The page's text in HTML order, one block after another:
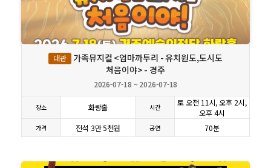
상세보기
대관
처음이야> - 경주
2026-07-18 ~ 2026-07-18
장소 화랑홀 시간
토 오전 11시, 오후 2시,
오후 4시
가격 전석 3만 5천원 공연 70분